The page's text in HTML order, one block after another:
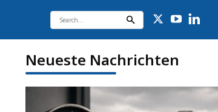
Neueste Nachrichten